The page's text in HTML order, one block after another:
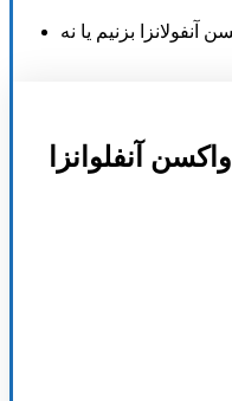
واکسن آنفلوانزا